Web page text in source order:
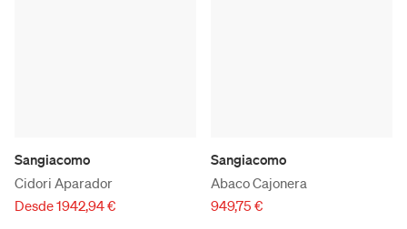
Sangiacomo
Cidori Aparador
Desde 1942,94 €
Sangiacomo
Abaco Cajonera
949,75 €